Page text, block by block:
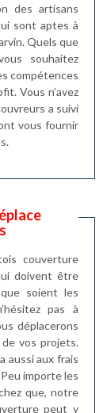
des artisans
sont aptes à
Quels que
souhaitez
compétences
Vous n’avez
a suivi
vous fournir
couverture
doivent être
soient les
pas à
déplacerons
vos projets.
aussi aux frais
importe les
que, notre
peut y